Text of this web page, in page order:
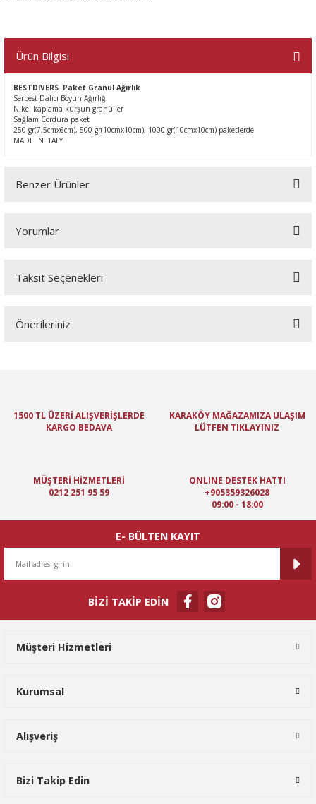
Ürün Bilgisi
BESTDIVERS Paket Granül Ağırlık
Serbest Dalıcı Boyun Ağırlığı
Nikel kaplama kurşun granüller
Sağlam Cordura paket
250 gr(7,5cmx6cm), 500 gr(10cmx10cm), 1000 gr(10cmx10cm) paketlerde
MADE IN ITALY
Benzer Ürünler
Yorumlar
Taksit Seçenekleri
Önerileriniz
Ürün resmi kalitesiz, bozuk veya görüntülenemiyor.
Ürün bilgilerinde hatalar bulunuyor.
Ürün fiyatı diğer sitelerden daha pahalı.
Gönder
1500 TL ÜZERİ ALIŞVERİŞLERDE
KARGO BEDAVA
KARAKÖY MAĞAZAMIZA ULAŞIM
LÜTFEN TIKLAYINIZ
MÜŞTERİ HİZMETLERİ
0212 251 95 59
ONLINE DESTEK HATTI
+905359326028
09:00 - 18:00
E- BÜLTEN KAYIT
BİZİ TAKİP EDİN
Müşteri Hizmetleri
Kurumsal
Alışveriş
Bizi Takip Edin